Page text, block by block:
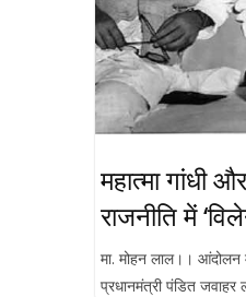
महात्मा
राजनीति में
मा. मोहन लाल।। आंदोलन
प्रधानमंत्री पंडित